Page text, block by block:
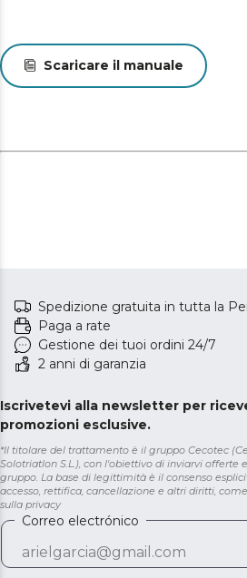
Scaricare il manuale
Spedizione gratuita in tutta la
Paga a rate
Gestione dei tuoi ordini 24/7
2 anni di garanzia
Iscrivetevi alla newsletter per
promozioni esclusive.
*Il titolare del trattamento è il gruppo Cecotec
Solotriatlon S.L.), con l'obiettivo di inviarvi offerte
gruppo. La base di legittimità è il consenso
accesso, rettifica, cancellazione e altri diritti,
sulla privacy
Correo electrónico